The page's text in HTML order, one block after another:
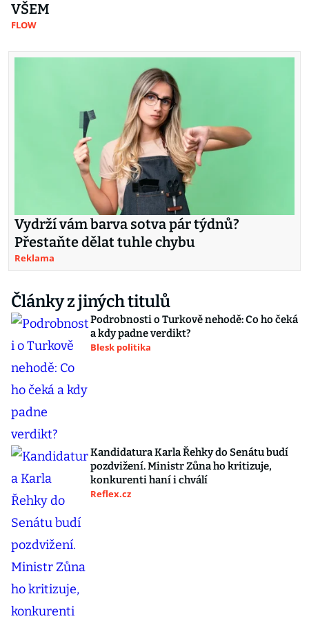
VŠEM
FLOW
Vydrží vám barva sotva pár týdnů?
Přestaňte dělat tuhle chybu
Reklama
Články z jiných titulů
Podrobnosti o Turkově nehodě: Co ho čeká
a kdy padne verdikt?
Blesk politika
Kandidatura Karla Řehky do Senátu budí
pozdvižení. Ministr Zůna ho kritizuje,
konkurenti haní i chválí
Reflex.cz